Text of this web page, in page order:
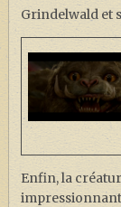
Grindelwald et
Enfin, la